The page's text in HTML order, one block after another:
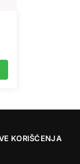
KORIŠĆENJA